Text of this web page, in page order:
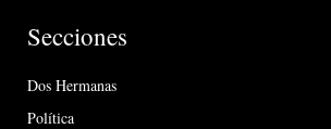
Secciones
Dos Hermanas
Política